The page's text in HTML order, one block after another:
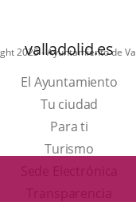
2025 - Ayuntamiento de
valladolid.es
El Ayuntamiento
Tu ciudad
Para ti
TurismoEste